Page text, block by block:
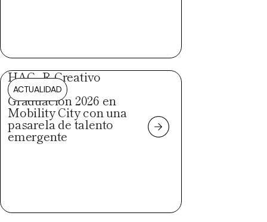
ACTUALIDAD
HAC_R Creativo
celebra su
Graduación 2026 en
Mobility City con una
pasarela de talento
emergente